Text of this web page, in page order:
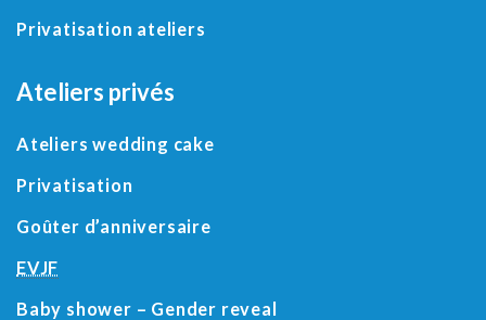
Privatisation ateliers
Ateliers privés
Ateliers wedding cake
Privatisation
Goûter d’anniversaire
EVJF
Baby shower – Gender reveal